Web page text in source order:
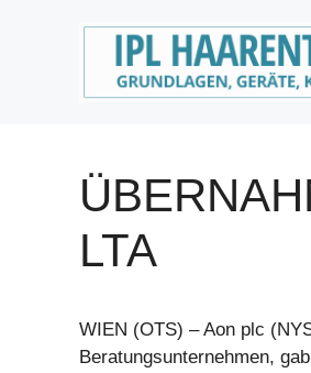
LTA
WIEN (OTS) – Aon plc
Beratungsunternehmen, gab